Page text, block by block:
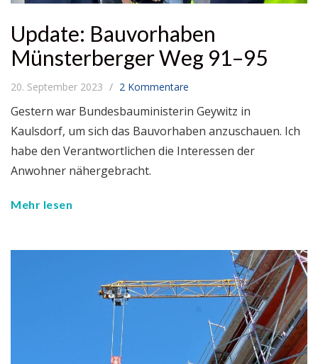
Update: Bauvorhaben
Münsterberger Weg 91–95
20. September 2023 2 Kommentare
Gestern war Bundesbauministerin Geywitz in
Kaulsdorf, um sich das Bauvorhaben anzuschauen. Ich
habe den Verantwortlichen die Interessen der
Anwohner nähergebracht.
Mehr lesen